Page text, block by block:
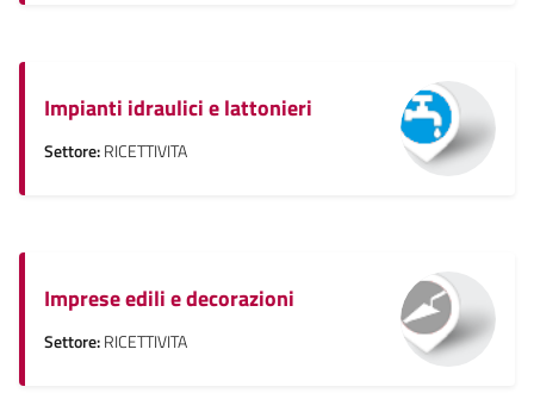
Impianti idraulici e lattonieri
Settore:RICETTIVITA
Imprese edili e decorazioni
Settore:RICETTIVITA